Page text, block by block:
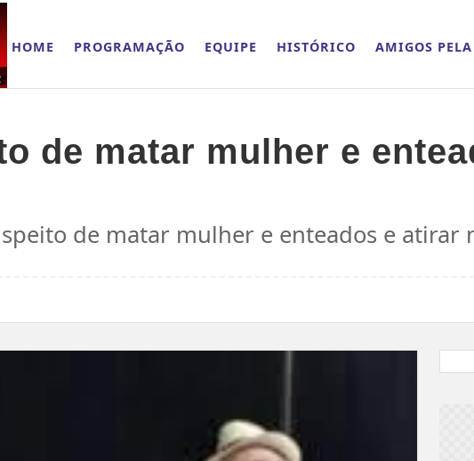
HOME PROGRAMAÇÃO EQUIPE HISTÓRICO AMIGOS PELA
de matar mulher e
de matar mulher e enteados e atirar